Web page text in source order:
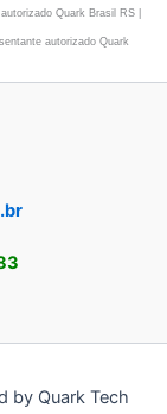
Quark Brasil RS |
autorizado Quark
by Quark Tech